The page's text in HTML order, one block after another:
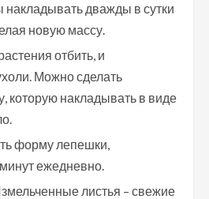
дважды в сутки
новую массу.
отбить, и
Можно сделать
которую накладывать в виде
форму лепешки,
ежедневно.
листья – свежие